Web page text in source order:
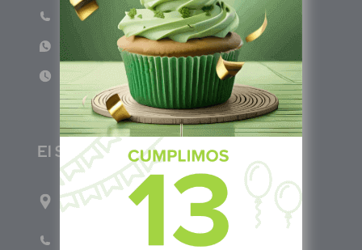
Teléfono: (601) 757 0706
WhatsApp: +57 317 465 1554
Lun - Vie 8:00am - 5:00pm
El Salvador
1ro Cll Pte, y 61 Av Nte, #3206, Local 9, San
Salvador Centro
Teléfono: +503 6986 1402